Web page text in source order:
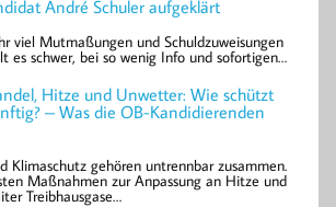
André Schuler aufgeklärt
viel Mutmaßungen und Schuldzuweisungen
es schwer, bei so wenig Info und sofortigen…
Hitze und Unwetter: Wie schützt
– Was die OB-Kandidierenden
Klimaschutz gehören untrennbar zusammen.
Maßnahmen zur Anpassung an Hitze und
Treibhausgase…